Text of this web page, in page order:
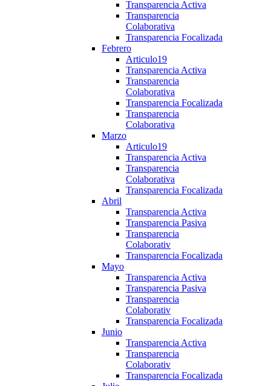
Transparencia Activa
Transparencia
Colaborativa
Transparencia Focalizada
Febrero
Articulo19
Transparencia Activa
Transparencia
Colaborativa
Transparencia Focalizada
Transparencia
Colaborativa
Marzo
Articulo19
Transparencia Activa
Transparencia
Colaborativa
Transparencia Focalizada
Abril
Transparencia Activa
Transparencia Pasiva
Transparencia
Colaborativ
Transparencia Focalizada
Mayo
Transparencia Activa
Transparencia Pasiva
Transparencia
Colaborativ
Transparencia Focalizada
Junio
Transparencia Activa
Transparencia
Colaborativ
Transparencia Focalizada